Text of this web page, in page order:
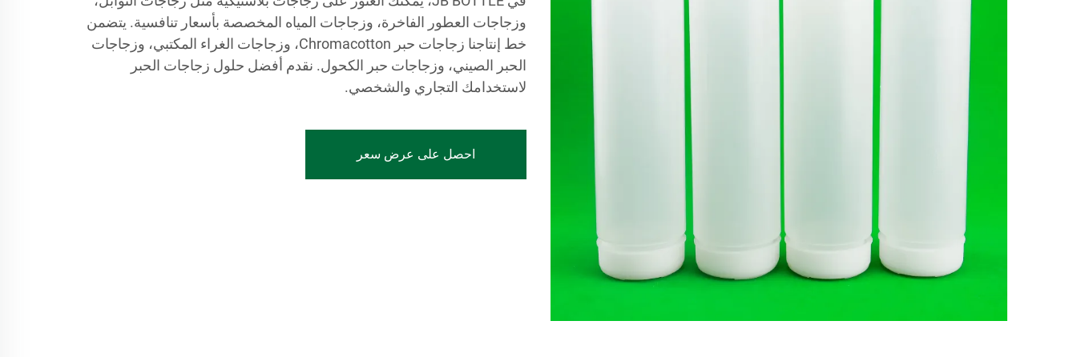
وزجاجات العطور الفاخرة، وزجاجات المياه المخصصة بأسعار تنافسية. يتضمن
خط إنتاجنا زجاجات حبر Chromacotton، وزجاجات الغراء المكتبي، وزجاجات
الحبر الصيني، وزجاجات حبر الكحول. نقدم أفضل حلول زجاجات الحبر
لاستخدامك التجاري والشخصي.
احصل على عرض سعر